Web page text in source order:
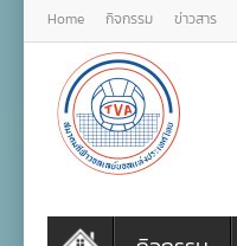
Home กิจกรรม ข่าวสาร